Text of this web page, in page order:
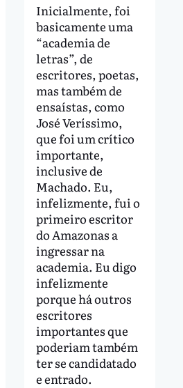
Inicialmente, foi
basicamente uma
“academia de
letras”, de
escritores, poetas,
mas também de
ensaístas, como
José Veríssimo,
que foi um crítico
importante,
inclusive de
Machado. Eu,
infelizmente, fui o
primeiro escritor
do Amazonas a
ingressar na
academia. Eu digo
infelizmente
porque há outros
escritores
importantes que
poderiam também
ter se candidatado
e entrado.